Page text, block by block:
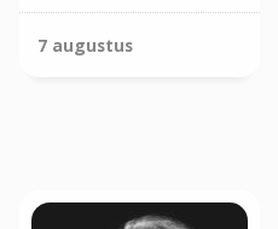
7 augustus